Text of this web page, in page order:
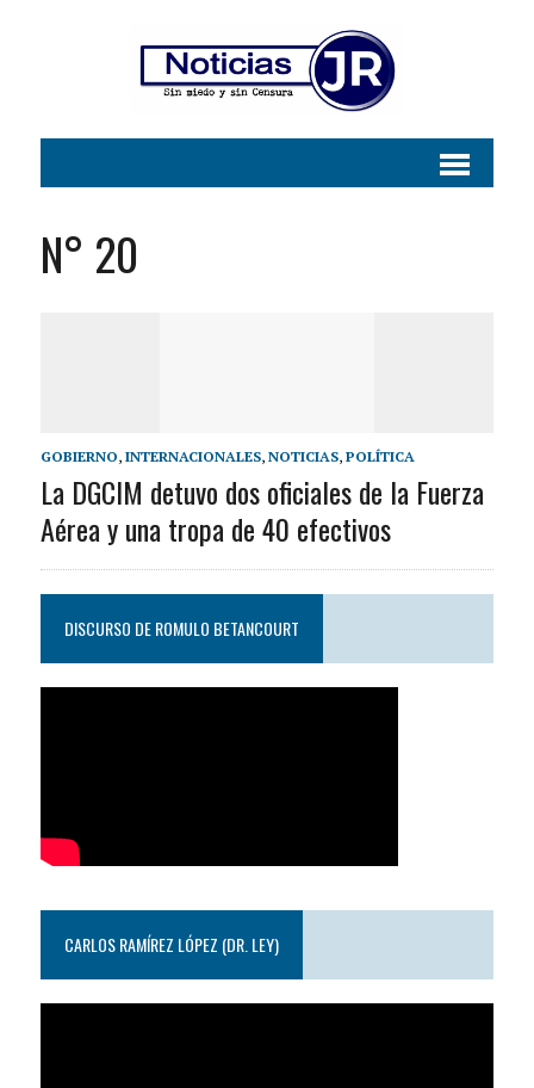
N° 20
GOBIERNO, INTERNACIONALES, NOTICIAS, POLÍTICA
La DGCIM detuvo dos oficiales de la Fuerza
Aérea y una tropa de 40 efectivos
DISCURSO DE ROMULO BETANCOURT
CARLOS RAMÍREZ LÓPEZ (DR. LEY)